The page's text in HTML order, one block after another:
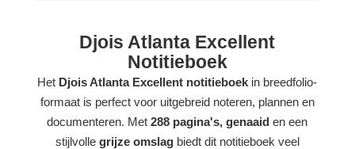
Djois Atlanta Excellent
Notitieboek
Het Djois Atlanta Excellent notitieboek in breedfolio-
formaat is perfect voor uitgebreid noteren, plannen en
documenteren. Met288 pagina's, genaaid en een
stijlvolle grijze omslagbiedt dit notitieboek veel